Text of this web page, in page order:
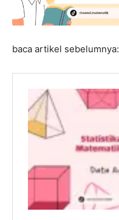
baca artikel sebelumnya: